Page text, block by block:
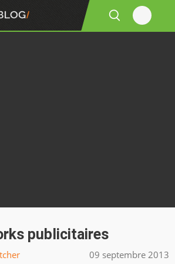
publicitaires
09 septembre 2013